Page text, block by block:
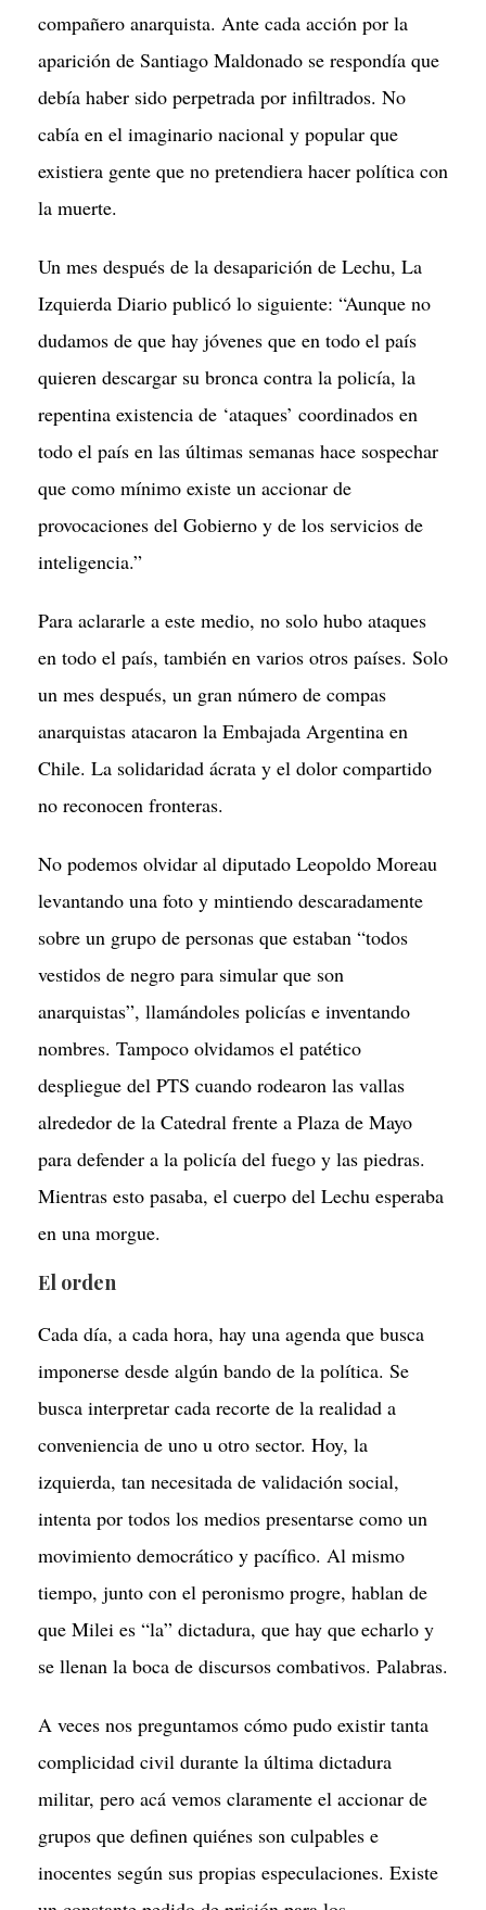
compañero anarquista. Ante cada acción por la
aparición de Santiago Maldonado se respondía que
debía haber sido perpetrada por infiltrados. No
cabía en el imaginario nacional y popular que
existiera gente que no pretendiera hacer política con
la muerte.
Un mes después de la desaparición de Lechu, La
Izquierda Diario publicó lo siguiente: “Aunque no
dudamos de que hay jóvenes que en todo el país
quieren descargar su bronca contra la policía, la
repentina existencia de ‘ataques’ coordinados en
todo el país en las últimas semanas hace sospechar
que como mínimo existe un accionar de
provocaciones del Gobierno y de los servicios de
inteligencia.”
Para aclararle a este medio, no solo hubo ataques
en todo el país, también en varios otros países. Solo
un mes después, un gran número de compas
anarquistas atacaron la Embajada Argentina en
Chile. La solidaridad ácrata y el dolor compartido
no reconocen fronteras.
No podemos olvidar al diputado Leopoldo Moreau
levantando una foto y mintiendo descaradamente
sobre un grupo de personas que estaban “todos
vestidos de negro para simular que son
anarquistas”, llamándoles policías e inventando
nombres. Tampoco olvidamos el patético
despliegue del PTS cuando rodearon las vallas
alrededor de la Catedral frente a Plaza de Mayo
para defender a la policía del fuego y las piedras.
Mientras esto pasaba, el cuerpo del Lechu esperaba
en una morgue.
El orden
Cada día, a cada hora, hay una agenda que busca
imponerse desde algún bando de la política. Se
busca interpretar cada recorte de la realidad a
conveniencia de uno u otro sector. Hoy, la
izquierda, tan necesitada de validación social,
intenta por todos los medios presentarse como un
movimiento democrático y pacífico. Al mismo
tiempo, junto con el peronismo progre, hablan de
que Milei es “la” dictadura, que hay que echarlo y
se llenan la boca de discursos combativos. Palabras.
A veces nos preguntamos cómo pudo existir tanta
complicidad civil durante la última dictadura
militar, pero acá vemos claramente el accionar de
grupos que definen quiénes son culpables e
inocentes según sus propias especulaciones. Existe